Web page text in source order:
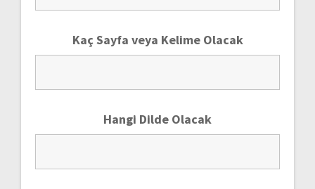
Kaç Sayfa veya Kelime Olacak
Hangi Dilde Olacak